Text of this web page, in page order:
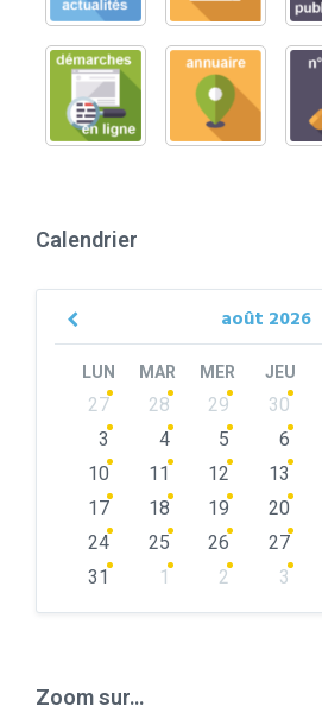
Calendrier
août 2026
Previous
LUN MAR MER JEU
Skip
calendar
27 28 29 30
3
4 5 6
10
11 12 13
17
18 19 20
24
25 26 27
31
1 2 3
Zoom sur…